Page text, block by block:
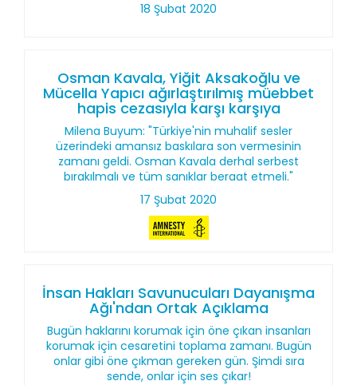
18 Şubat 2020
Osman Kavala, Yiğit Aksakoğlu ve
Mücella Yapıcı ağırlaştırılmış müebbet
hapis cezasıyla karşı karşıya
Milena Buyum: "Türkiye'nin muhalif sesler
üzerindeki amansız baskılara son vermesinin
zamanı geldi. Osman Kavala derhal serbest
bırakılmalı ve tüm sanıklar beraat etmeli."
17 Şubat 2020
İnsan Hakları Savunucuları Dayanışma
Ağı'ndan Ortak Açıklama
Bugün haklarını korumak için öne çıkan insanları
korumak için cesaretini toplama zamanı. Bugün
onlar gibi öne çıkman gereken gün. Şimdi sıra
sende, onlar için ses çıkar!